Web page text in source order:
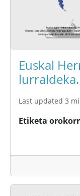
Euskal
Last updated 3
Etiketa